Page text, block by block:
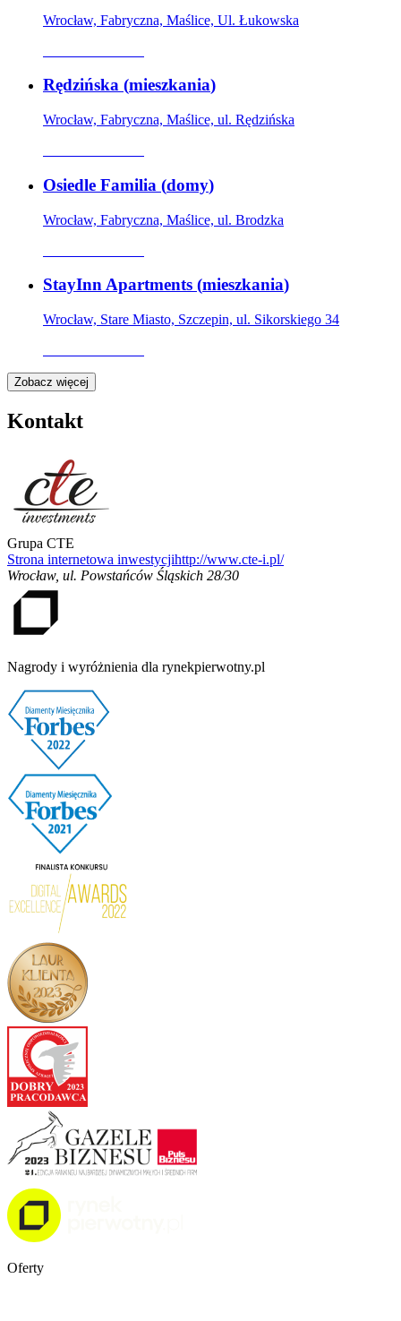
Wrocław, Fabryczna, Maślice, Ul. Łukowska
Rędzińska (mieszkania)
Wrocław, Fabryczna, Maślice, ul. Rędzińska
Osiedle Familia (domy)
Wrocław, Fabryczna, Maślice, ul. Brodzka
StayInn Apartments (mieszkania)
Wrocław, Stare Miasto, Szczepin, ul. Sikorskiego 34
Zobacz więcej
Kontakt
Grupa CTE
Strona internetowa inwestycjihttp://www.cte-i.pl/
Wrocław, ul. Powstańców Śląskich 28/30
Nagrody i wyróżnienia dla rynekpierwotny.pl
Oferty